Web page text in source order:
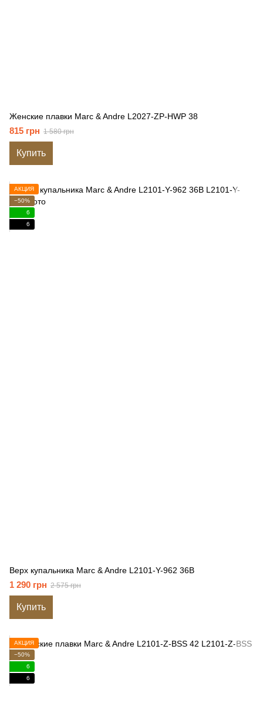
Женские плавки Marc & Andre L2027-ZP-HWP 38
815 грн 1 580 грн
Купить
АКЦИЯ
−50%
6
6
Верх купальника Marc & Andre L2101-Y-962 36B
1 290 грн 2 575 грн
Купить
АКЦИЯ
−50%
6
6